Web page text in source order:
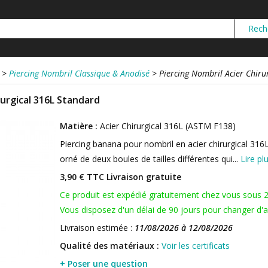
> Piercing Nombril Classique & Anodisé > Piercing Nombril Acier
316L Standard
Matière : Acier Chirurgical 316L (ASTM F138)
Piercing banana pour nombril en acier chirurgical
orné de deux boules de tailles différentes qui... Lire
3,90 € TTC Livraison gratuite
Ce produit est expédié gratuitement chez vous sous
Vous disposez d'un délai de 90 jours pour changer
Livraison estimée : 11/08/2026 à 12/08/2026
Qualité des matériaux : Voir les certificats
+ Poser une question